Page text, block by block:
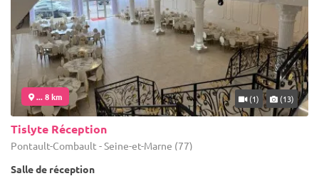
... 8 km (1) (13)
Tislyte Réception
Pontault-Combault - Seine-et-Marne (77)
Salle de réception